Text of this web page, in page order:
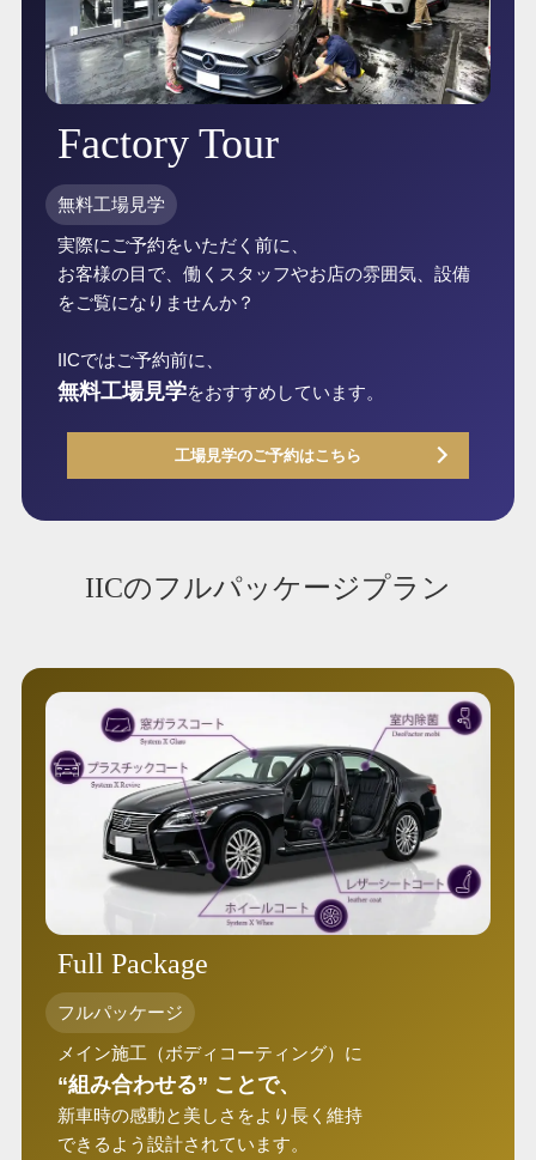
Factory Tour
無料工場見学
実際にご予約をいただく前に、
お客様の目で、働くスタッフやお店の雰囲気、設備
をご覧になりませんか？
IICではご予約前に、
無料工場見学をおすすめしています。
工場見学のご予約はこちら
IICのフルパッケージプラン
Full Package
フルパッケージ
メイン施工（ボディコーティング）に
“組み合わせる” ことで、
新車時の感動と美しさをより長く維持
できるよう設計されています。